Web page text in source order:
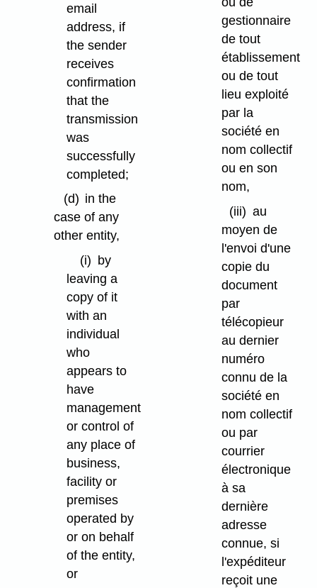
email
address, if
the sender
receives
confirmation
that the
transmission
was
successfully
completed;
(d) in the
case of any
other entity,
(i) by
leaving a
copy of it
with an
individual
who
appears to
have
management
or control of
any place of
business,
facility or
premises
operated by
or on behalf
of the entity,
or
gestionnaire
de tout
établissement
ou de tout
lieu exploité
par la
société en
nom collectif
ou en son
nom,
(iii) au
moyen de
l'envoi d'une
copie du
document
par
télécopieur
au dernier
numéro
connu de la
société en
nom collectif
ou par
courrier
électronique
à sa
dernière
adresse
connue, si
l'expéditeur
reçoit une